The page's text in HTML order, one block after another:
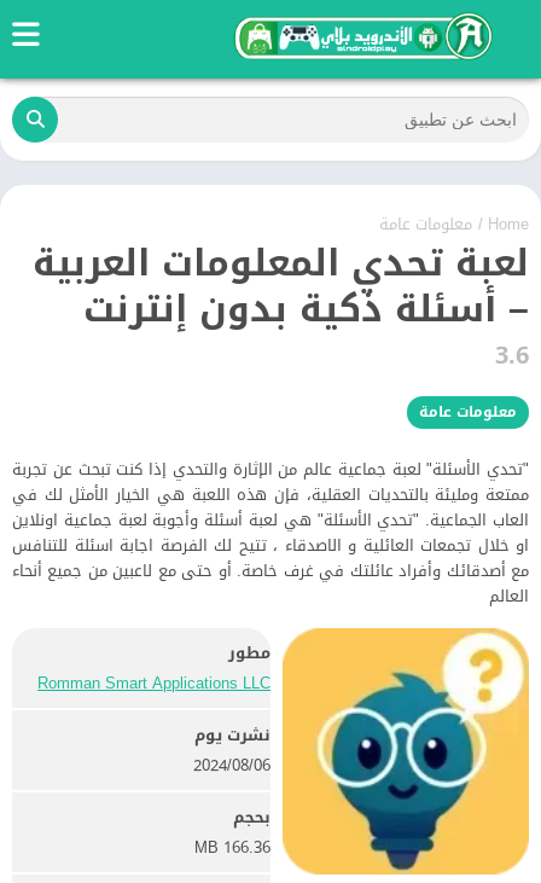
Home
/ معلومات عامة
لعبة تحدي المعلومات العربية
– أسئلة ذكية بدون إنترنت
3.6
معلومات عامة
"تحدي الأسئلة" لعبة جماعية عالم من الإثارة والتحدي إذا كنت تبحث عن تجربة
ممتعة ومليئة بالتحديات العقلية، فإن هذه اللعبة هي الخيار الأمثل لك في
العاب الجماعية. "تحدي الأسئلة" هي لعبة أسئلة وأجوبة لعبة جماعية اونلاين
او خلال تجمعات العائلية و الاصدقاء ، تتيح لك الفرصة اجابة اسئلة للتنافس
مع أصدقائك وأفراد عائلتك في غرف خاصة. أو حتى مع لاعبين من جميع أنحاء
العالم
مطور
Romman Smart Applications LLC
نشرت يوم
06‏/08‏/2024
بحجم
166.36 MB